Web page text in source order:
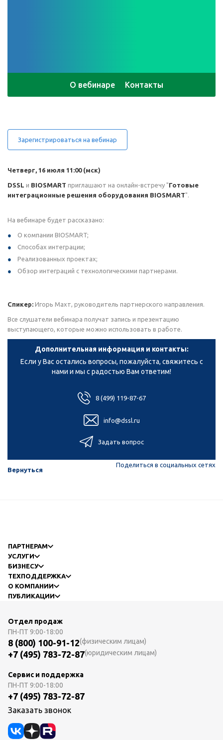
О вебинаре Контакты
Зарегистрироваться на вебинар
Четверг, 16 июля 11:00 (мск)
DSSL и BIOSMART приглашают на онлайн-встречу "Готовые
интеграционные решения оборудования BIOSMART".
На вебинаре будет рассказано:
О компании BIOSMART;
Способах интеграции;
Реализованных проектах;
Обзор интеграций с технологическими партнерами.
Спикер: Игорь Махт, руководитель партнерского направления.
Все слушатели вебинара получат запись и презентацию
выступающего, которые можно использовать в работе.
Дополнительная информация и контакты:
Если у Вас остались вопросы, пожалуйста, свяжитесь с
нами и мы с радостью Вам ответим!
8 (499) 119-87-67
info@dssl.ru
Задать вопрос
Вернуться
Поделиться в социальных сетях
ПАРТНЕРАМ
УСЛУГИ
БИЗНЕСУ
ТЕХПОДДЕРЖКА
О КОМПАНИИ
ПУБЛИКАЦИИ
Отдел продаж
ПН-ПТ 9:00-18:00
8 (800) 100-91-12(физическим лицам)
+7 (495) 783-72-87(юридическим лицам)
Сервис и поддержка
ПН-ПТ 9:00-18:00
+7 (495) 783-72-87
Заказать звонок